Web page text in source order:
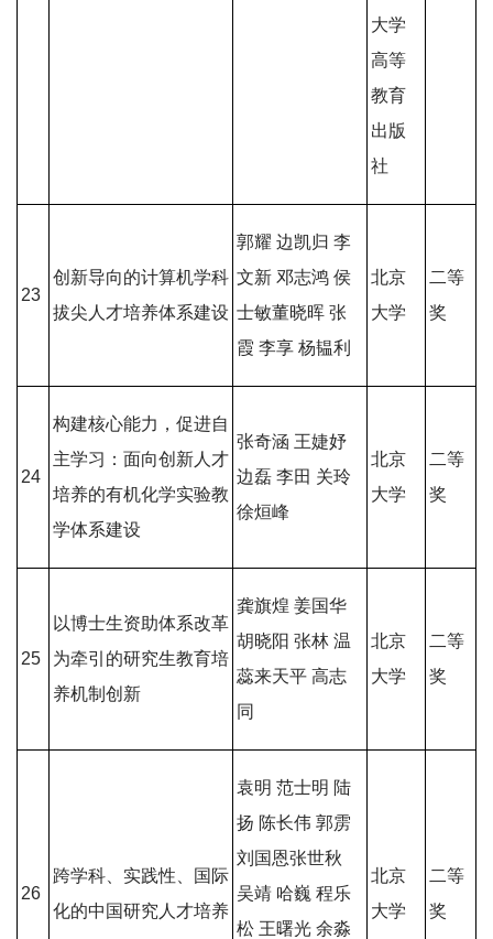
大学
高等
教育
出版
社
23
创新导向的计算机学科
拔尖人才培养体系建设
郭耀 边凯归 李
文新 邓志鸿 侯
士敏董晓晖 张
霞 李享 杨韫利
北京
大学
二等
奖
24
构建核心能力，促进自
主学习：面向创新人才
培养的有机化学实验教
学体系建设
张奇涵 王婕妤
边磊 李田 关玲
徐烜峰
北京
大学
二等
奖
25
以博士生资助体系改革
为牵引的研究生教育培
养机制创新
龚旗煌 姜国华
胡晓阳 张林 温
蕊来天平 高志
同
北京
大学
二等
奖
26
跨学科、实践性、国际
化的中国研究人才培养
袁明 范士明 陆
扬 陈长伟 郭雳
刘国恩张世秋
吴靖 哈巍 程乐
松 王曙光 余淼
北京
大学
二等
奖